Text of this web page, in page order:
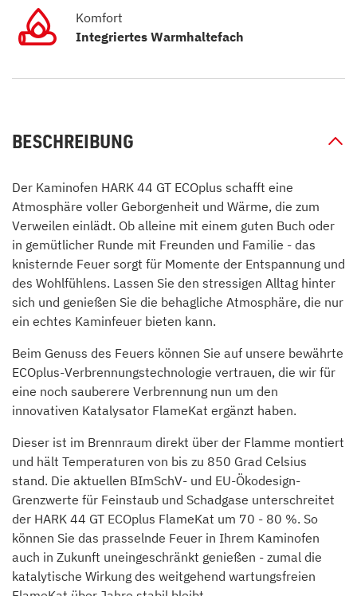
Komfort
Integriertes Warmhaltefach
BESCHREIBUNG
Der Kaminofen HARK 44 GT ECOplus schafft eine
Atmosphäre voller Geborgenheit und Wärme, die zum
Verweilen einlädt. Ob alleine mit einem guten Buch oder
in gemütlicher Runde mit Freunden und Familie - das
knisternde Feuer sorgt für Momente der Entspannung und
des Wohlfühlens. Lassen Sie den stressigen Alltag hinter
sich und genießen Sie die behagliche Atmosphäre, die nur
ein echtes Kaminfeuer bieten kann.
Beim Genuss des Feuers können Sie auf unsere bewährte
ECOplus-Verbrennungstechnologie vertrauen, die wir für
eine noch sauberere Verbrennung nun um den
innovativen Katalysator FlameKat ergänzt haben.
Dieser ist im Brennraum direkt über der Flamme montiert
und hält Temperaturen von bis zu 850 Grad Celsius
stand. Die aktuellen BImSchV- und EU-Ökodesign-
Grenzwerte für Feinstaub und Schadgase unterschreitet
der HARK 44 GT ECOplus FlameKat um 70 - 80 %. So
können Sie das prasselnde Feuer in Ihrem Kaminofen
auch in Zukunft uneingeschränkt genießen - zumal die
katalytische Wirkung des weitgehend wartungsfreien